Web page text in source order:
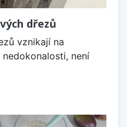
dřezů
vznikají na
není